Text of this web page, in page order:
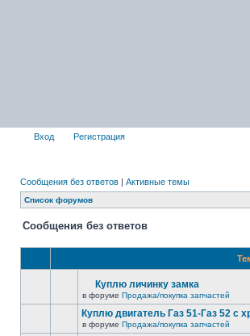
Вход Регистрация
Сообщения без ответов | Активные темы
Список форумов
Сообщения без ответов
Куплю личинку замка
в форуме Продажа/покупка запчастей
Куплю двигатель Газ 51-Газ 52 с
в форуме Продажа/покупка запчастей